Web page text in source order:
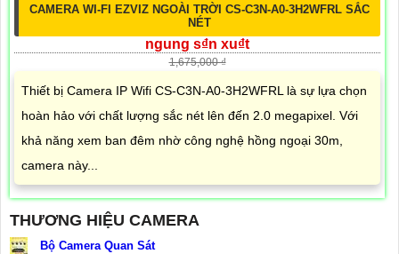
CAMERA WI-FI EZVIZ NGOÀI TRỜI CS-C3N-A0-3H2WFRL SẮC
NÉT
ngung s₫n xu₫t
1,675,000 ₫
Thiết bị Camera IP Wifi CS-C3N-A0-3H2WFRL là sự lựa chọn
hoàn hảo với chất lượng sắc nét lên đến 2.0 megapixel. Với
khả năng xem ban đêm nhờ công nghệ hồng ngoại 30m,
camera này...
THƯƠNG HIỆU CAMERA
Bộ Camera Quan Sát